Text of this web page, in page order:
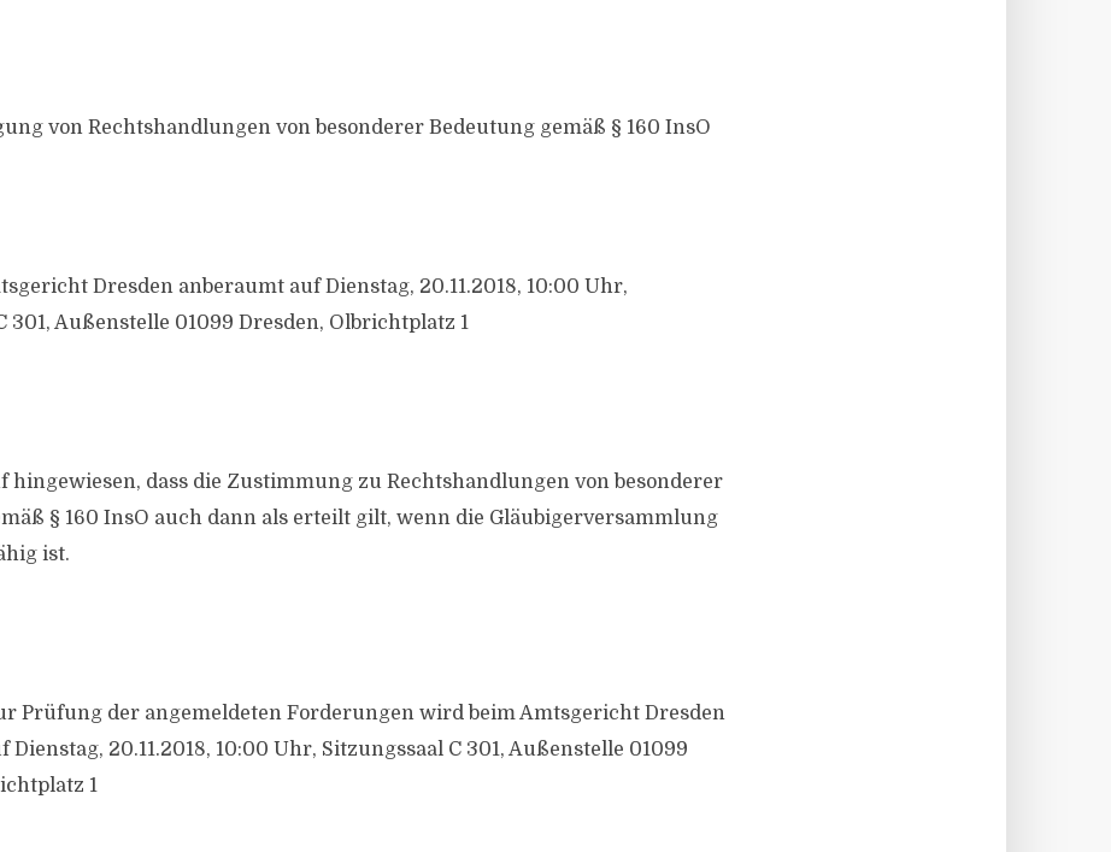
von Rechtshandlungen von besonderer Bedeutung gemäß § 160 InsO
Dresden anberaumt auf Dienstag, 20.11.2018, 10:00 Uhr,
301, Außenstelle 01099 Dresden, Olbrichtplatz 1
hingewiesen, dass die Zustimmung zu Rechtshandlungen von besonderer
§ 160 InsO auch dann als erteilt gilt, wenn die Gläubigerversammlung
ist.
Prüfung der angemeldeten Forderungen wird beim Amtsgericht Dresden
Dienstag, 20.11.2018, 10:00 Uhr, Sitzungssaal C 301, Außenstelle 01099
1